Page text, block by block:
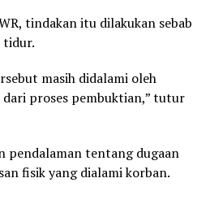
tindakan itu dilakukan sebab
tidur.
masih didalami oleh
dari proses pembuktian,” tutur
pendalaman tentang dugaan
fisik yang dialami korban.